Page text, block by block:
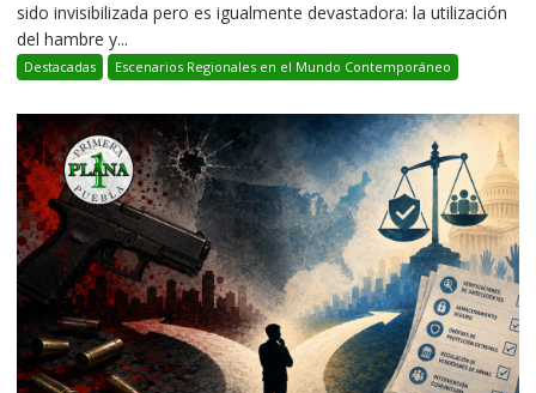
sido invisibilizada pero es igualmente devastadora: la utilización
del hambre y...
Destacadas Escenarios Regionales en el Mundo Contemporáneo